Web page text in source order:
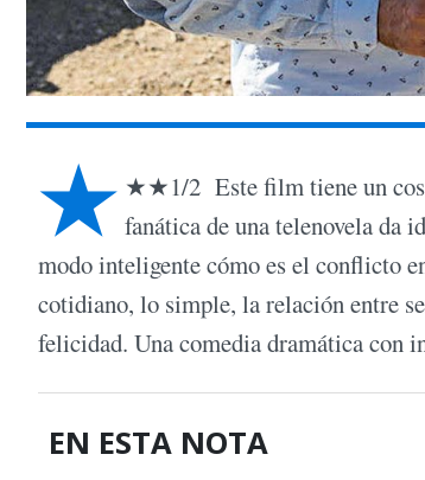
★ ★★1/2 Este film tiene un
fanática de una telenovela da
modo inteligente cómo es el conflicto
cotidiano, lo simple, la relación entre
felicidad. Una comedia dramática con
EN ESTA NOTA